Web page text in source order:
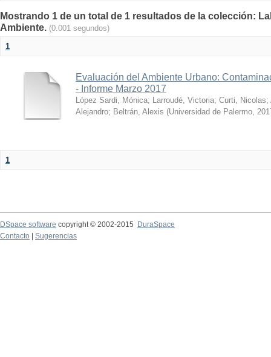
Mostrando 1 de un total de 1 resultados de la colección:
Ambiente. (0.001 segundos)
1
Evaluación del Ambiente Urbano:
- Informe Marzo 2017
López Sardi, Mónica; Larroudé, Victoria; Curti, Nicolas;
Alejandro; Beltrán, Alexis (Universidad de Palermo,
1
DSpace software copyright © 2002-2015
DuraSpace
Contacto
Sugerencias